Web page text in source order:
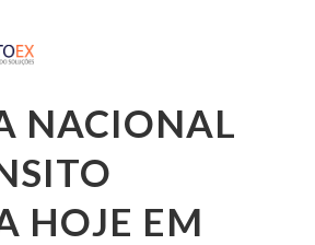
NACIONAL
HOJE EM